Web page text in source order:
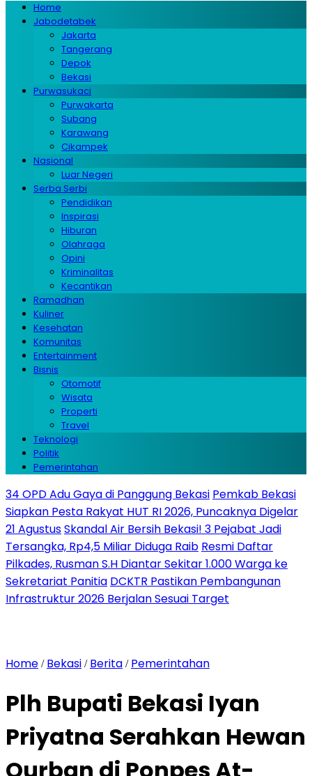
Home
Jabodetabek
Jakarta
Tangerang
Depok
Bekasi
Purwasukaci
Purwakarta
Subang
Karawang
Cikampek
Nasional
Luar Negeri
Serba Serbi
Pendidikan
Inspirasi
Hiburan
Olahraga
Opini
Kriminalitas
Kecantikan
Ramadhan
Kuliner
Kesehatan
Komunitas
Entertainment
Bisnis
Otomotif
Wisata
Properti
Travel
Teknologi
Politik
Pemerintahan
34 OPD Adu Gaya di Panggung Bekasi Pemkab Bekasi
Siapkan Pesta Rakyat HUT RI 2026, Puncaknya Digelar
21 AgustusSkandal Air Bersih Bekasi! 3 Pejabat Jadi
Tersangka, Rp4,5 Miliar Diduga Raib Resmi Daftar
Pilkades, Rusman S.H Diantar Sekitar 1.000 Warga ke
Sekretariat Panitia DCKTR Pastikan Pembangunan
Infrastruktur 2026 Berjalan Sesuai Target
Home / Bekasi / Berita / Pemerintahan
Plh Bupati Bekasi Iyan
Priyatna Serahkan Hewan